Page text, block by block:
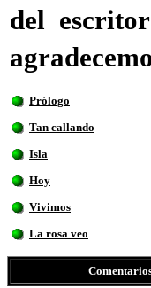
del
Prólogo
Tan callando
Isla
Hoy
Vivimos
La rosa veo